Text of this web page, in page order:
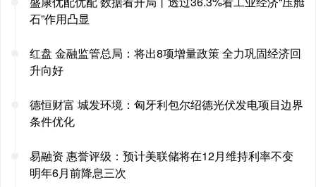
石”作用凸显
红盘 金融监管总局：将出8项增量政策 全力巩固经济回
升向好
德恒财富 城发环境：匈牙利包尔绍德光伏发电项目边界
条件优化
易融资 惠誉评级：预计美联储将在12月维持利率不变
明年6月前降息三次